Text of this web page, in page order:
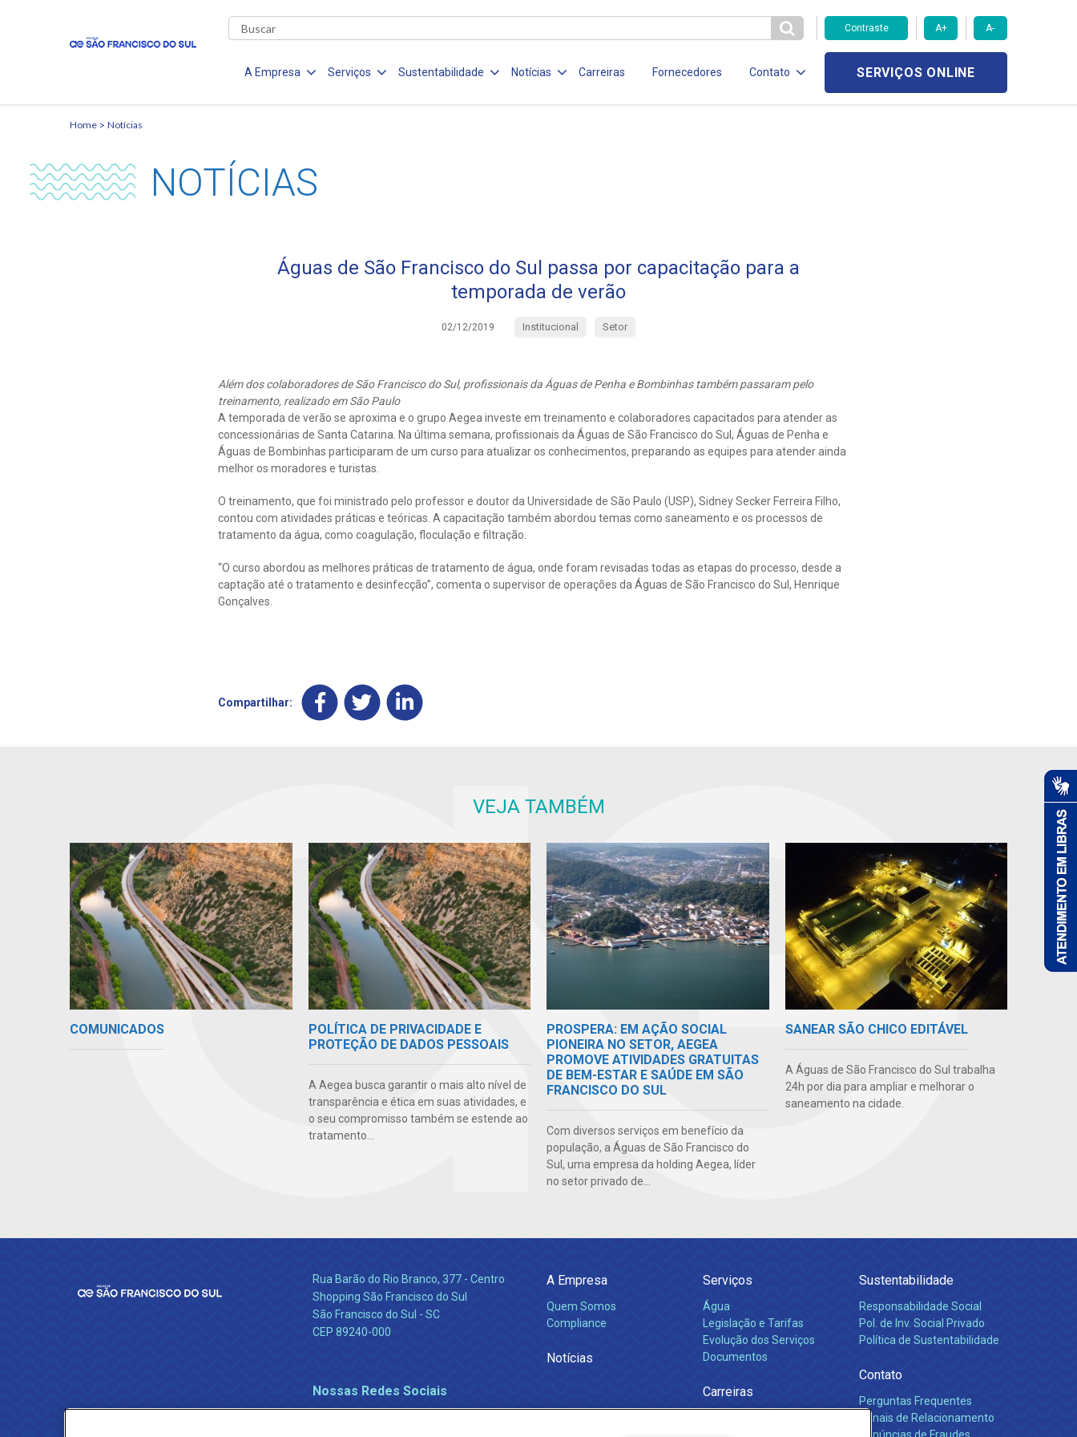
Contraste A+ A-
A Empresa Serviços Sustentabilidade Notícias Carreiras Fornecedores Contato SERVIÇOS ONLINE
Home Notícias
NOTÍCIAS
Águas de São Francisco do Sul passa por capacitação para a
temporada de verão
02/12/2019 Institucional Setor
Além dos colaboradores de São Francisco do Sul, profissionais da Águas de Penha e Bombinhas também passaram pelo
treinamento, realizado em São Paulo
A temporada de verão se aproxima e o grupo Aegea investe em treinamento e colaboradores capacitados para atender as
concessionárias de Santa Catarina. Na última semana, profissionais da Águas de São Francisco do Sul, Águas de Penha e
Águas de Bombinhas participaram de um curso para atualizar os conhecimentos, preparando as equipes para atender ainda
melhor os moradores e turistas.
O treinamento, que foi ministrado pelo professor e doutor da Universidade de São Paulo (USP), Sidney Secker Ferreira Filho,
contou com atividades práticas e teóricas. A capacitação também abordou temas como saneamento e os processos de
tratamento da água, como coagulação, floculação e filtração.
“O curso abordou as melhores práticas de tratamento de água, onde foram revisadas todas as etapas do processo, desde a
captação até o tratamento e desinfecção”, comenta o supervisor de operações da Águas de São Francisco do Sul, Henrique
Gonçalves.
Compartilhar:
VEJA TAMBÉM
COMUNICADOS
POLÍTICA DE PRIVACIDADE E
PROTEÇÃO DE DADOS PESSOAIS
A Aegea busca garantir o mais alto nível de
transparência e ética em suas atividades, e
o seu compromisso também se estende ao
tratamento...
PROSPERA: EM AÇÃO SOCIAL
PIONEIRA NO SETOR, AEGEA
PROMOVE ATIVIDADES GRATUITAS
DE BEM-ESTAR E SAÚDE EM SÃO
FRANCISCO DO SUL
Com diversos serviços em benefício da
população, a Águas de São Francisco do
Sul, uma empresa da holding Aegea, líder
no setor privado de...
SANEAR SÃO CHICO EDITÁVEL
A Águas de São Francisco do Sul trabalha
24h por dia para ampliar e melhorar o
saneamento na cidade.
Rua Barão do Rio Branco, 377 - Centro
Shopping São Francisco do Sul
São Francisco do Sul - SC
CEP 89240-000
Nossas Redes Sociais
A Empresa
Quem Somos
Compliance
Notícias
Serviços
Água
Legislação e Tarifas
Evolução dos Serviços
Documentos
Carreiras
Sustentabilidade
Responsabilidade Social
Pol. de Inv. Social Privado
Política de Sustentabilidade
Contato
Perguntas Frequentes
Canais de Relacionamento